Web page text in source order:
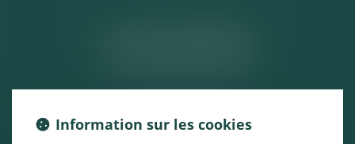
Information sur les cookies